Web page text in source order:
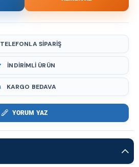
TELEFONLA SIPARIŞ
İNDIRIMLI ÜRÜN
KARGO BEDAVA
YORUM YAZ